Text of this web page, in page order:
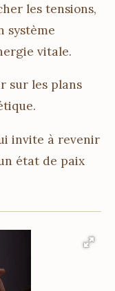
les tensions,
système
vitale.
sur les plans
invite à revenir
état de paix